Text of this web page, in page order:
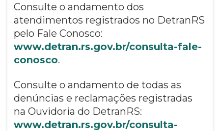
Consulte o andamento dos
atendimentos registrados no DetranRS
pelo Fale Conosco:
www.detran.rs.gov.br/consulta-fale-
conosco.
Consulte o andamento de todas as
denúncias e reclamações registradas
na Ouvidoria do DetranRS:
www.detran.rs.gov.br/consulta-